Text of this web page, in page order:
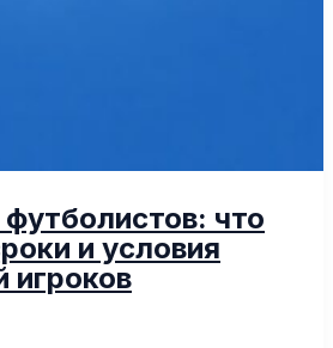
что
и условия
игроков